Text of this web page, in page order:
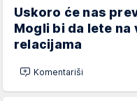
Uskoro će nas
Mogli bi da lete na
relacijama
Komentariši